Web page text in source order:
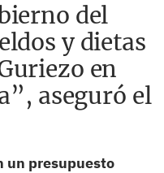
del
y dietas
en
aseguró el
un presupuesto